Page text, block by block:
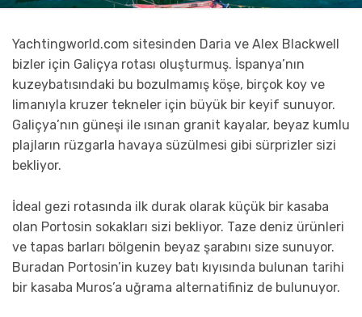
Yachtingworld.com sitesinden Daria ve Alex Blackwell
bizler için Galiçya rotası oluşturmuş. İspanya’nın
kuzeybatısındaki bu bozulmamış köşe, birçok koy ve
limanıyla kruzer tekneler için büyük bir keyif sunuyor.
Galiçya’nın güneşi ile ısınan granit kayalar, beyaz kumlu
plajların rüzgarla havaya süzülmesi gibi sürprizler sizi
bekliyor.
İdeal gezi rotasında ilk durak olarak küçük bir kasaba
olan Portosin sokakları sizi bekliyor. Taze deniz ürünleri
ve tapas barları bölgenin beyaz şarabını size sunuyor.
Buradan Portosin’in kuzey batı kıyısında bulunan tarihi
bir kasaba Muros’a uğrama alternatifiniz de bulunuyor.